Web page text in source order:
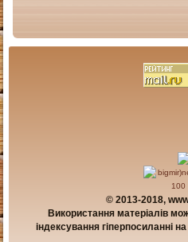
© 2013-2018,
Використання матеріалів
індексування гіперпосиланні на